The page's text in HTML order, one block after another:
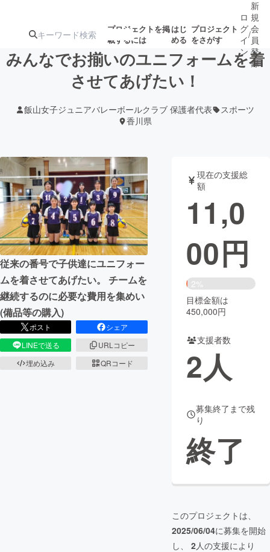
プロジェクトを掲
載するには
はじ
める
プロジェクト
をさがす
人気のプロ
ジェクト
ターン
ジェクト
募集終了が近いプ
ロジェクト
されます
アート・写真
テクノロジー・ガジェット
映像・映画 書籍・雑誌
ビジネス・起業
まちづくり・地域活性化
CAMPFIRE for Social Good
CAMPFIREふるさと納税
コミュニティ
ロ
グ
イ
ン
/
新
規
会
員
登
録
みんなでお揃いのユニフォームを着
させてあげたい！
飯山女子ジュニアバレーボールクラブ 保護者代表
スポーツ
香川県
従来の番号で子供達にユニフォー
ムを着させてあげたい。 チームを
継続するのに必要な費用を集めい
(備品等の購入)
ポスト
シェア
LINEで送る
URLコピー
埋め込み
QRコード
現在の支援総
額
11,0
00円
2%
目標金額は
450,000円
支援者数
2人
募集終了まで残
り
終了
このプロジェクトは、
2025/06/04に募集を開始
し、 2人の支援により